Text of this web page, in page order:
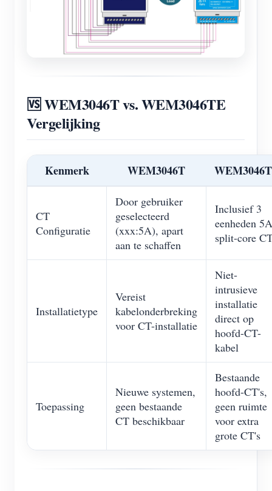
🆚 WEM3046T vs. WEM3046TE
Vergelijking
Kenmerk WEM3046T
CT
Configuratie
Door gebruiker
geselecteerd
(xxx:5A), apart
aan te schaffen
Inclusief 3
eenheden 5A
split-core
Installatietype
Vereist
kabelonderbreking
voor CT-installatie
Niet-
intrusieve
installatie
direct op
hoofd-CT-
kabel
Toepassing
Nieuwe systemen,
geen bestaande
CT beschikbaar
Bestaande
hoofd-CT's,
geen ruimte
voor extra
grote CT's